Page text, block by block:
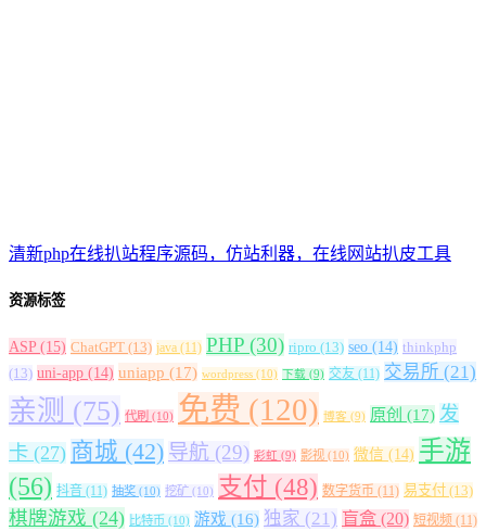
清新php在线扒站程序源码，仿站利器，在线网站扒皮工具
资源标签
ASP (15) ChatGPT (13) java (11) PHP (30) ripro (13) seo (14) thinkphp
(13) uni-app (14) uniapp (17) wordpress (10) 下载 (9) 交友 (11) 交易所 (21)
亲测 (75) 代刷 (10) 免费 (120) 博客 (9) 原创 (17) 发
卡 (27) 商城 (42) 导航 (29) 彩虹 (9) 影视 (10) 微信 (14) 手游
(56) 抖音 (11) 抽奖 (10) 挖矿 (10) 支付 (48) 数字货币 (11) 易支付 (13)
棋牌游戏 (24) 比特币 (10) 游戏 (16) 独家 (21) 盲盒 (20) 短视频 (11)